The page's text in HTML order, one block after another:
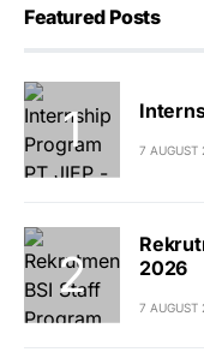
Featured Posts
7 AUGUST
2026
7 AUGUST